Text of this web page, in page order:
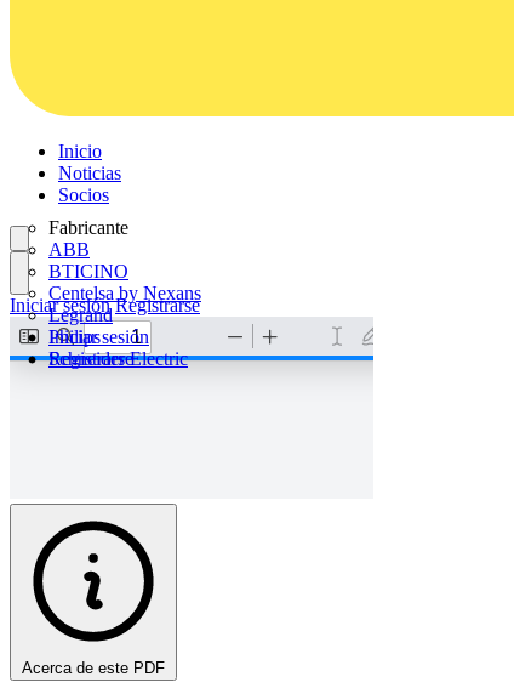
Inicio
Noticias
Socios
Fabricante
ABB
BTICINO
Centelsa by Nexans
Legrand
Philips
Schneider Electric
Iniciar sesión
Registrarse
Iniciar sesión Registrarse
Acerca de este PDF